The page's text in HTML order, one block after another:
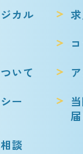
カル
いて
ー
談